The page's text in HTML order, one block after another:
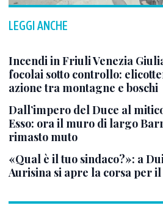
LEGGI ANCHE
Incendi in Friuli Venezia
focolai sotto controllo:
azione tra montagne e boschi
Dall’impero del Duce al
Esso: ora il muro di largo
rimasto muto
«Qual è il tuo sindaco?»: a
Aurisina si apre la corsa per